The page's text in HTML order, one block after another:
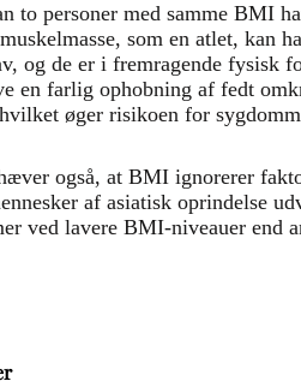
to personer med samme BMI
som en atlet, kan
og de er i fremragende fysisk
en farlig ophobning af fedt
øger risikoen for
også, at BMI ignorerer
af asiatisk oprindelse
ved lavere BMI-niveauer end